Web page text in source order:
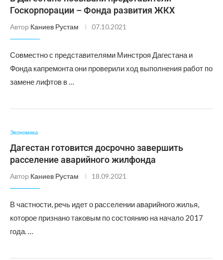
Госкорпорации – Фонда развития ЖКХ
Автор Каниев Рустам 07.10.2021
Совместно с представителями Минстроя Дагестана и
Фонда капремонта они проверили ход выполнения работ по
замене лифтов в …
Экономика
Дагестан готовится досрочно завершить
расселение аварийного жилфонда
Автор Каниев Рустам 18.09.2021
В частности, речь идет о расселении аварийного жилья,
которое признано таковым по состоянию на начало 2017
года. …